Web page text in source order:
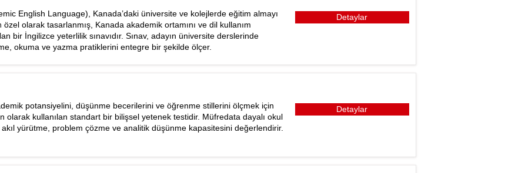
English Language), Kanada’daki üniversite ve kolejlerde eğitim almayı
olarak tasarlanmış, Kanada akademik ortamını ve dil kullanım
bir İngilizce yeterlilik sınavıdır. Sınav, adayın üniversite derslerinde
okuma ve yazma pratiklerini entegre bir şekilde ölçer.
Detaylar
potansiyelini, düşünme becerilerini ve öğrenme stillerini ölçmek için
olarak kullanılan standart bir bilişsel yetenek testidir. Müfredata dayalı okul
yürütme, problem çözme ve analitik düşünme kapasitesini değerlendirir.
Detaylar